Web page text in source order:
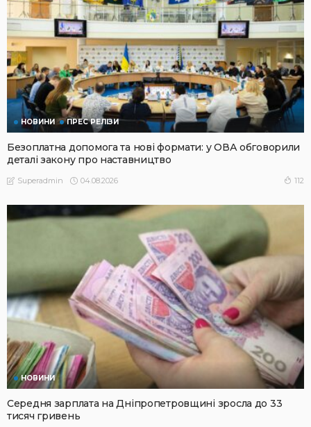
НОВИНИ ПРЕС РЕЛІЗИ
Безоплатна допомога та нові формати: у ОВА обговорили
деталі закону про наставництво
Superadmin 04.08.2026 112
НОВИНИ
Середня зарплата на Дніпропетровщині зросла до 33
тисяч гривень